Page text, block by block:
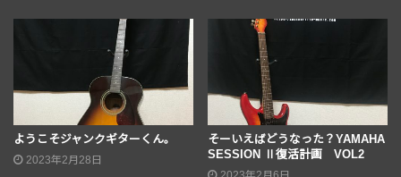
ようこそジャンクギターくん。
2023年2月28日
そーいえばどうなった？YAMAHA
SESSION Ⅱ復活計画 VOL2